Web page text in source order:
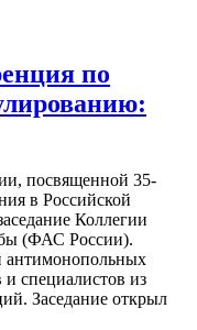
по
посвященной 35-
в Российской
Коллегии
(ФАС России).
антимонопольных
и специалистов из
Заседание открыл